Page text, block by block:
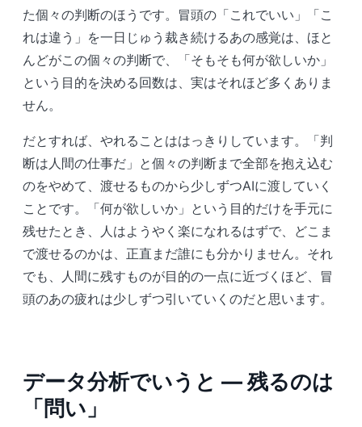
た個々の判断のほうです。冒頭の「これでいい」「こ
れは違う」を一日じゅう裁き続けるあの感覚は、ほと
んどがこの個々の判断で、「そもそも何が欲しいか」
という目的を決める回数は、実はそれほど多くありま
せん。
だとすれば、やれることははっきりしています。「判
断は人間の仕事だ」と個々の判断まで全部を抱え込む
のをやめて、渡せるものから少しずつAIに渡していく
ことです。「何が欲しいか」という目的だけを手元に
残せたとき、人はようやく楽になれるはずで、どこま
で渡せるのかは、正直まだ誰にも分かりません。それ
でも、人間に残すものが目的の一点に近づくほど、冒
頭のあの疲れは少しずつ引いていくのだと思います。
データ分析でいうと ― 残るのは
「問い」